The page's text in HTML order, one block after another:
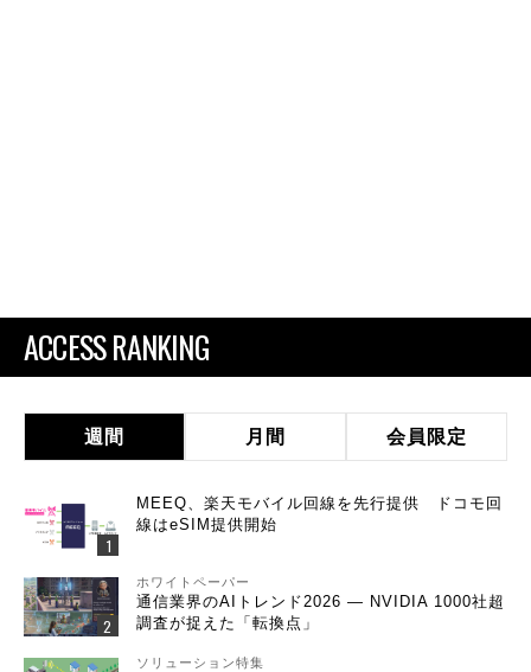
ACCESS RANKING
週間 月間 会員限定
MEEQ、楽天モバイル回線を先行提供 ドコモ回
線はeSIM提供開始
ホワイトペーパー
通信業界のAIトレンド2026 ― NVIDIA 1000社超
調査が捉えた「転換点」
ソリューション特集